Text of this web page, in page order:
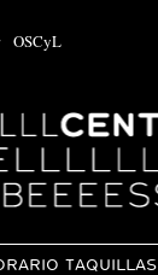
OSCyL
TAQUILLAS